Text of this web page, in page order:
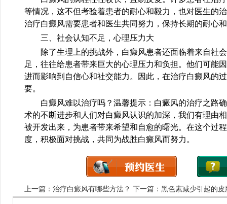
等情况，这不但考验着患者的耐心和毅力，也对医生的
治疗白癜风需要患者和医生共同努力，保持长期的耐心
三、社会认知不足，心理压力大
除了生理上的挑战外，白癜风患者还面临着来自社会
足，往往给患者带来巨大的心理压力和负担。他们可能
进而影响到自信心和社交能力。因此，在治疗白癜风的
要。
白癜风难以治疗吗？温馨提示：白癜风的治疗之路确
术的不断进步和人们对白癜风认识的加深，我们有理由
被开发出来，为患者带来希望和自愈的曙光。在这个过
度，积极面对挑战，共同为战胜白癜风而努力。
上一篇： 治疗白癜风有哪些方法？ 下一篇： 黑色素减少引起的